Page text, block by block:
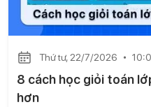
Thứ tư, 22/7/2026
8 cách học giỏi toán
hơn